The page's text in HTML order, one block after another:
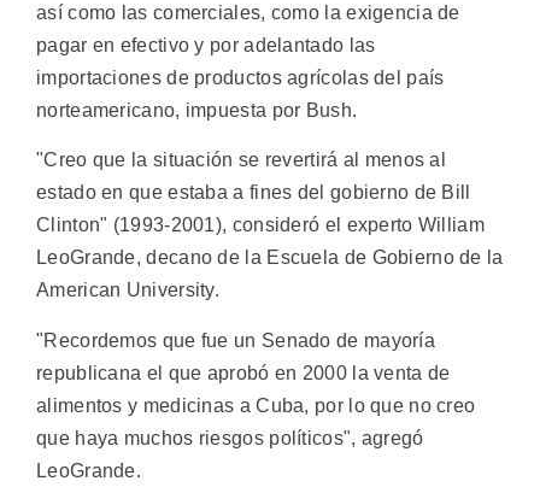
así como las comerciales, como la exigencia de
pagar en efectivo y por adelantado las
importaciones de productos agrícolas del país
norteamericano, impuesta por Bush.
"Creo que la situación se revertirá al menos al
estado en que estaba a fines del gobierno de Bill
Clinton" (1993-2001), consideró el experto William
LeoGrande, decano de la Escuela de Gobierno de la
American University.
"Recordemos que fue un Senado de mayoría
republicana el que aprobó en 2000 la venta de
alimentos y medicinas a Cuba, por lo que no creo
que haya muchos riesgos políticos", agregó
LeoGrande.